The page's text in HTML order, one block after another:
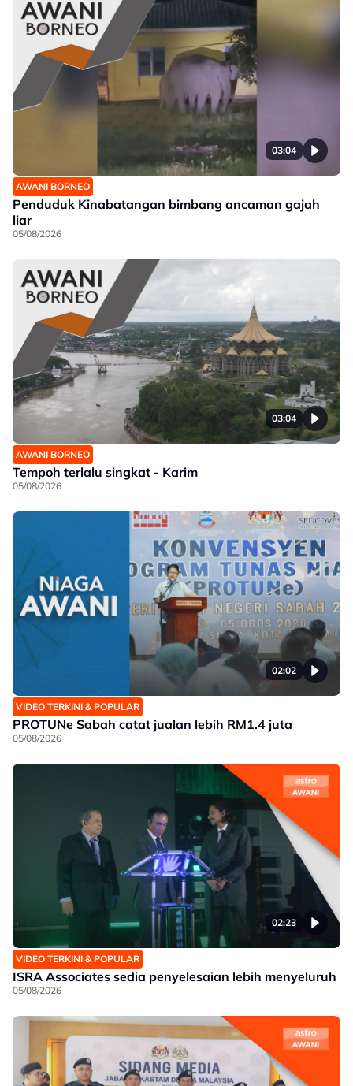
03:04
AWANI BORNEO
Penduduk Kinabatangan bimbang ancaman gajah
liar
05/08/2026
03:04
AWANI BORNEO
Tempoh terlalu singkat - Karim
05/08/2026
02:02
VIDEO TERKINI & POPULAR
PROTUNe Sabah catat jualan lebih RM1.4 juta
05/08/2026
02:23
VIDEO TERKINI & POPULAR
ISRA Associates sedia penyelesaian lebih menyeluruh
05/08/2026